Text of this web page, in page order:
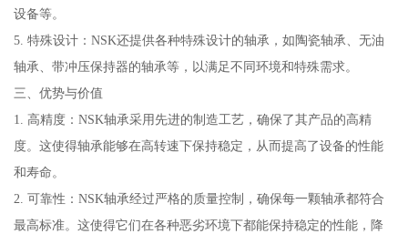
设备等。
5. 特殊设计：NSK还提供各种特殊设计的轴承，如陶瓷轴承、无油
轴承、带冲压保持器的轴承等，以满足不同环境和特殊需求。
三、优势与价值
1. 高精度：NSK轴承采用先进的制造工艺，确保了其产品的高精
度。这使得轴承能够在高转速下保持稳定，从而提高了设备的性能
和寿命。
2. 可靠性：NSK轴承经过严格的质量控制，确保每一颗轴承都符合
最高标准。这使得它们在各种恶劣环境下都能保持稳定的性能，降